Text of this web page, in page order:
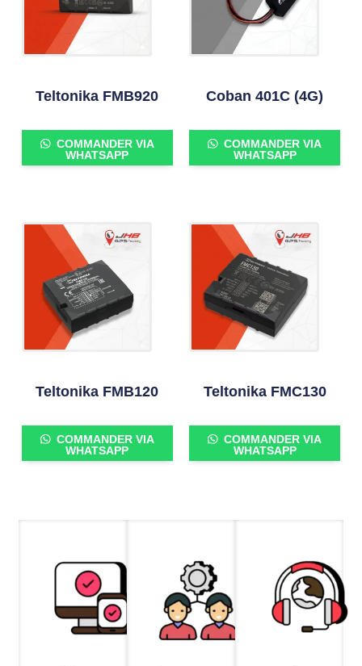
Teltonika FMB920
COMMANDER VIA
WHATSAPP
Coban 401C (4G)
COMMANDER VIA
WHATSAPP
Teltonika FMB120
COMMANDER VIA
WHATSAPP
Teltonika FMC130
COMMANDER VIA
WHATSAPP